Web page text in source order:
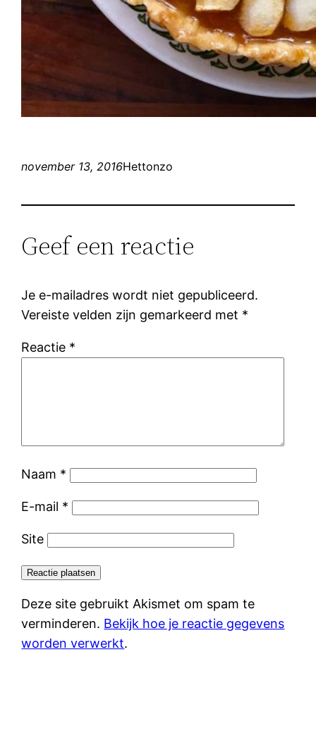
november 13, 2016Hettonzo
Geef een reactie
Je e-mailadres wordt niet gepubliceerd.
Vereiste velden zijn gemarkeerd met *
Reactie *
Naam *
E-mail *
Site
Deze site gebruikt Akismet om spam te
verminderen. Bekijk hoe je reactie gegevens
worden verwerkt.